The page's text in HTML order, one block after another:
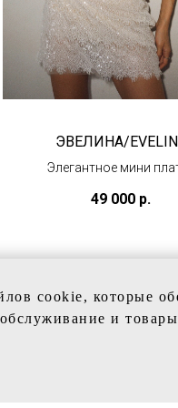
ЭВЕЛИНА/
Элегантное мини
49 000 р.
cookie, которые
и